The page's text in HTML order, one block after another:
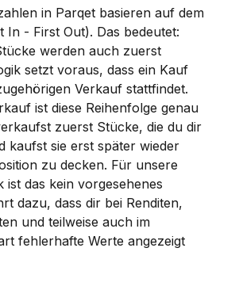
in Parqet basieren auf dem
In - First Out). Das bedeutet:
werden auch zuerst
setzt voraus, dass ein Kauf
Verkauf stattfindet.
ist diese Reihenfolge genau
zuerst Stücke, die du dir
kaufst sie erst später wieder
zu decken. Für unsere
ist das kein vorgesehenes
dazu, dass dir bei Renditen,
und teilweise auch im
fehlerhafte Werte angezeigt